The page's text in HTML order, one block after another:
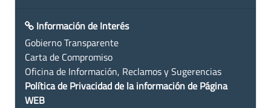
Información de Interés
Gobierno Transparente
Carta de Compromiso
Oficina de Información, Reclamos y Sugerencias
Política de Privacidad de la información de Página
WEB